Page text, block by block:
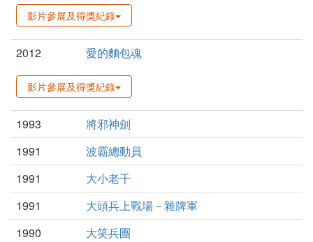
影片參展及得獎紀錄
2012 愛的麵包魂
影片參展及得獎紀錄
1993
將邪神劍
1991
波霸總動員
1991
大小老千
1991
大頭兵上戰場－雜牌軍
1990
大笑兵團